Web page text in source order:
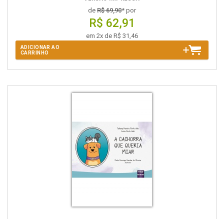
de R$ 69,90* por
R$ 62,91
em 2x de R$ 31,46
ADICIONAR AO
CARRINHO